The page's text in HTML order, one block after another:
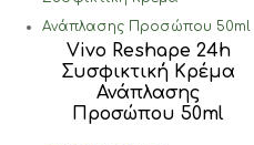
Vivo Reshape 24h
Συσφικτική Κρέμα
Ανάπλασης
Προσώπου 50ml